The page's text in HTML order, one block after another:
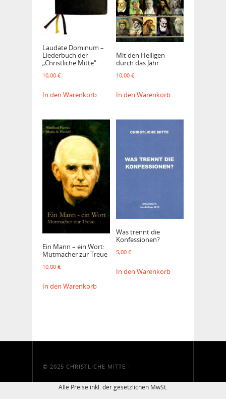
Laudate Dominum –
Liederbuch der
„Christliche Mitte“
10,00 €
In den Warenkorb
Mit den Heiligen
durch das Jahr
10,00 €
In den Warenkorb
Ein Mann – ein Wort:
Mutmacher zur Treue
10,00 €
In den Warenkorb
Was trennt die
Konfessionen?
5,00 €
In den Warenkorb
© 2025 CHRISTLICHE MITTE ·
Alle Preise inkl. der gesetzlichen MwSt.